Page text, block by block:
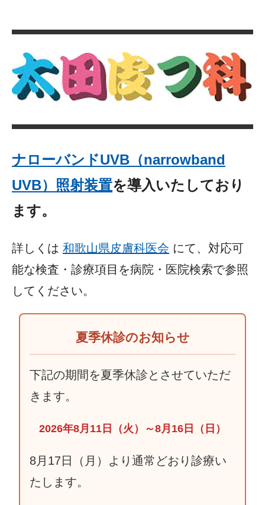
ナローバンドUVB（narrowband
UVB）照射装置を導入いたしており
ます。
詳しくは 和歌山県皮膚科医会 にて、対応可
能な検査・診療項目を病院・医院検索で参照
してください。
夏季休診のお知らせ
下記の期間を夏季休診とさせていただ
きます。
2026年8月11日（火）～8月16日（日）
8月17日（月）より通常どおり診療い
たします。